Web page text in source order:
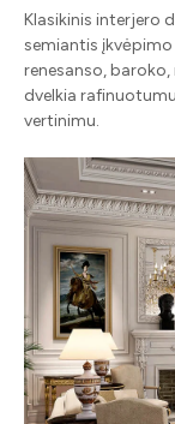
Klasikinis interjero
semiantis
renesanso,
dvelkia
vertinimu.